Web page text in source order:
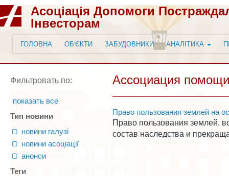
Асоціація Допомоги
Інвесторам
ГОЛОВНА ОБ'ЄКТИ ЗАБУДОВНИКИ АНАЛІТИКА
Фильтровать по:
показать все
Тип новини
новини галузі
новини асоціації
анонси
Теги
Ассоциация
Право пользования землей на
Право пользования землей,
состав наследства и